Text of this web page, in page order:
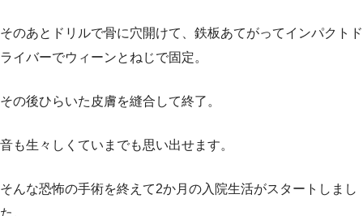
そのあとドリルで骨に穴開けて、鉄板あてがってインパクトド
ライバーでウィーンとねじで固定。
その後ひらいた皮膚を縫合して終了。
音も生々しくていまでも思い出せます。
そんな恐怖の手術を終えて2か月の入院生活がスタートしまし
た。